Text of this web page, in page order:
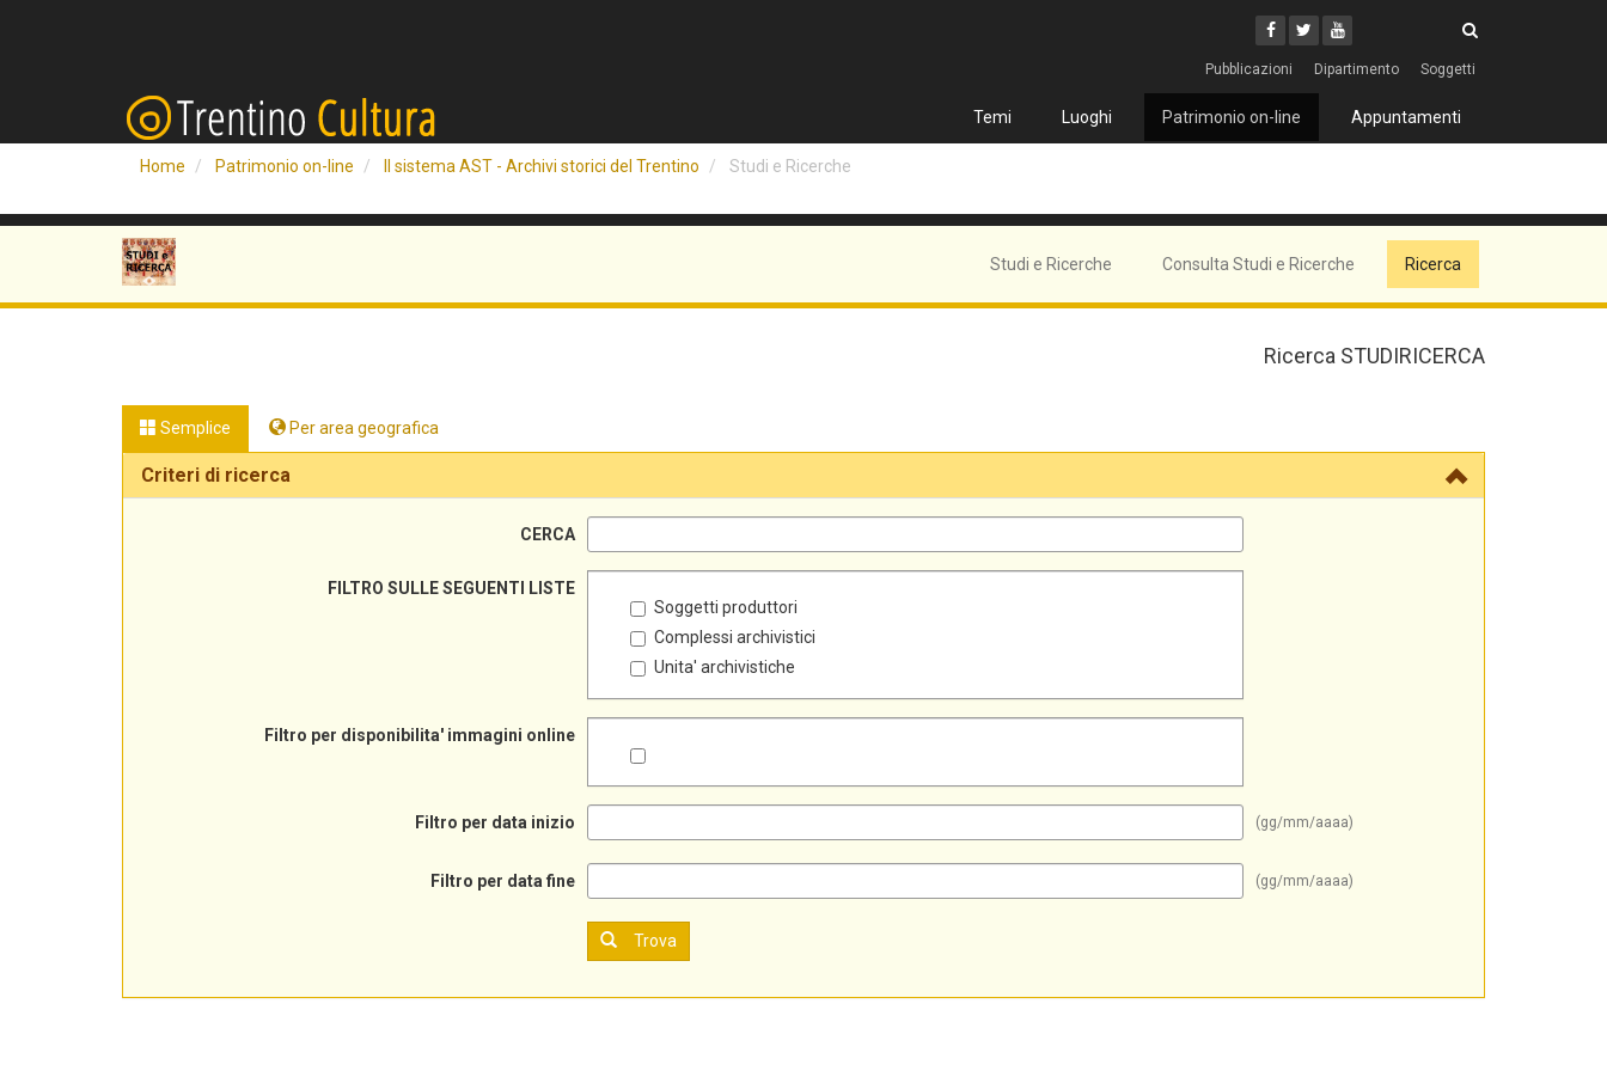
Facebook
Twitter
Youtube
Pubblicazioni Dipartimento Soggetti
Temi Luoghi Patrimonio on-line Appuntamenti
Home Patrimonio on-line Il sistema AST - Archivi storici del Trentino Studi e Ricerche
Studi e Ricerche Consulta Studi e Ricerche Ricerca
Ricerca STUDIRICERCA
Semplice Per area geografica
Criteri di ricerca
CERCA
FILTRO SULLE SEGUENTI LISTE
Soggetti produttori
Complessi archivistici
Unita' archivistiche
Filtro per disponibilita' immagini online
Filtro per data inizio (gg/mm/aaaa)
Filtro per data fine (gg/mm/aaaa)
Trova